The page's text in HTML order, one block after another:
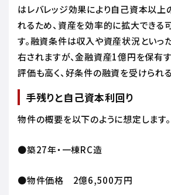
はレバレッジ効果により自己資本以上
れるため、資産を効率的に拡大できる
す。融資条件は収入や資産状況といっ
右されますが、金融資産1億円を保有
評価も高く、好条件の融資を受けられる
手残りと自己資本利回り
物件の概要を以下のように想定します。
●築27年・一棟RC造
●物件価格 2億6,500万円